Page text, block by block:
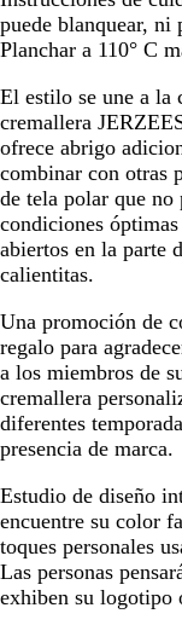
puede blanquear, ni
Planchar a 110° C
El estilo se une a la
cremallera
ofrece abrigo
combinar con otras
de tela polar que no
condiciones
abiertos en la parte
calientitas.
Una promoción de
regalo para
a los miembros de
cremallera
diferentes
presencia de marca.
Estudio de diseño
encuentre su color
toques personales
Las personas
exhiben su logotipo